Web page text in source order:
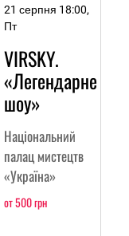
21 серпня 18:00,
Пт
VIRSKY.
«Легендарне
шоу»
Національний
палац мистецтв
«Україна»
от 500 грн